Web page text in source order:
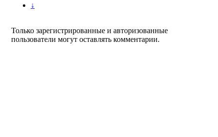
↓
Только зарегистрированные и авторизованные
пользователи могут оставлять комментарии.